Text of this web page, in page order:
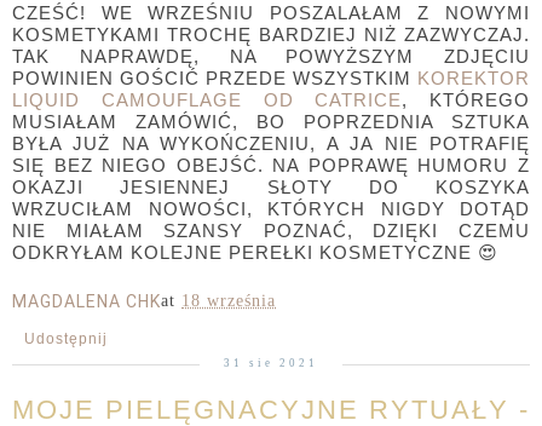
CZEŚĆ! WE WRZEŚNIU POSZALAŁAM Z NOWYMI
KOSMETYKAMI TROCHĘ BARDZIEJ NIŻ ZAZWYCZAJ.
TAK NAPRAWDĘ, NA POWYŻSZYM ZDJĘCIU
POWINIEN GOŚCIĆ PRZEDE WSZYSTKIM KOREKTOR
LIQUID CAMOUFLAGE OD CATRICE, KTÓREGO
MUSIAŁAM ZAMÓWIĆ, BO POPRZEDNIA SZTUKA
BYŁA JUŻ NA WYKOŃCZENIU, A JA NIE POTRAFIĘ
SIĘ BEZ NIEGO OBEJŚĆ. NA POPRAWĘ HUMORU Z
OKAZJI JESIENNEJ SŁOTY DO KOSZYKA
WRZUCIŁAM NOWOŚCI, KTÓRYCH NIGDY DOTĄD
NIE MIAŁAM SZANSY POZNAĆ, DZIĘKI CZEMU
ODKRYŁAM KOLEJNE PEREŁKI KOSMETYCZNE 😍
MAGDALENA CHKat 18 września
Udostępnij
31 sie 2021
MOJE PIELĘGNACYJNE RYTUAŁY -